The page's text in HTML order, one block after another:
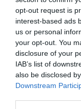
opt-out request is
interest-based ads
us or personal
your opt-out. You
disclosure of your
IAB’s list of
also be disclosed
Downstream
delar jag med
smaker -
har jag
kunna laga dem
om mig.
Tillbehör